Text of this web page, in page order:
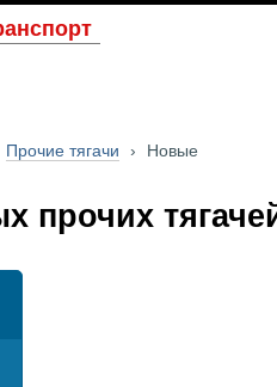
Прочие тягачи › Новые
прочих